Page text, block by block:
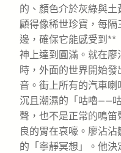
的、顏色介於灰綠與
顧得像稀世珍寶，每
邊，確保它能感受到**
神上達到圓滿。就在
時，外面的世界開始
音。街上所有的汽車
沉且潮濕的「咕嚕——
聲，也不是正常的鳴
良的胃在哀嚎。廖沾
的「寧靜冥想」。他